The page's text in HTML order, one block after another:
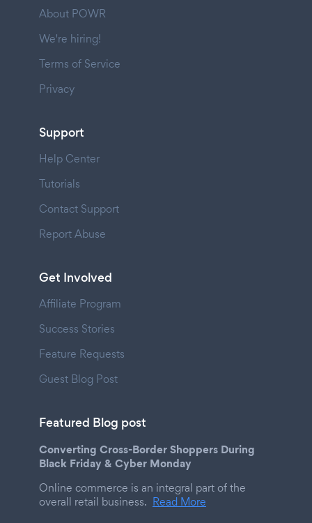
About POWR
We're hiring!
Terms of Service
Privacy
Support
Help Center
Tutorials
Contact Support
Report Abuse
Get Involved
Affiliate Program
Success Stories
Feature Requests
Guest Blog Post
Featured Blog post
Converting Cross-Border Shoppers During
Black Friday & Cyber Monday
Online commerce is an integral part of the
overall retail business. Read More